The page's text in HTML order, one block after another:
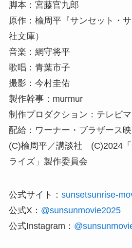
脚本：宮藤官九郎
原作：楡周平『サンセット・
社文庫）
音楽：網守将平
歌唱：青葉市子
撮影：今村圭佑
製作幹事：murmur
制作プロダクション：テレビ
配給：ワーナー・ブラザース
(C)楡周平／講談社 (C)2024
ライズ」製作委員会
公式サイト： sunsetsunrise-
公式X： @sunsunmovie2025
公式Instagram：